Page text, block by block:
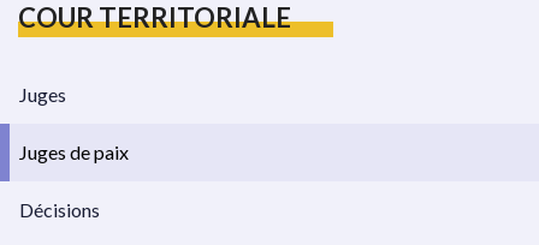
COUR TERRITORIALE
Juges
Juges de paix
Décisions